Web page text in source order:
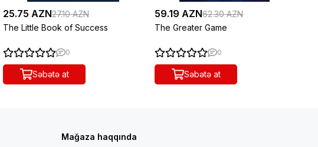
25.75 AZN27.10 AZN
The Little Book of Success
0
Səbətə at
59.19 AZN62.30 AZN
The Greater Game
0
Səbətə at
Mağaza haqqında